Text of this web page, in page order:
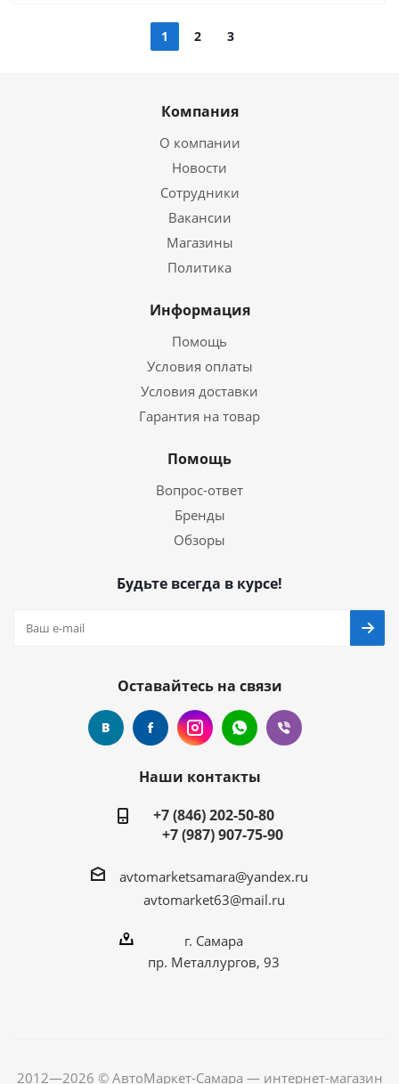
1 2 3
Компания
О компании
Новости
Сотрудники
Вакансии
Магазины
Политика
Информация
Помощь
Условия оплаты
Условия доставки
Гарантия на товар
Помощь
Вопрос-ответ
Бренды
Обзоры
Будьте всегда в курсе!
Оставайтесь на связи
Наши контакты
+7 (846) 202-50-80
+7 (987) 907-75-90
avtomarketsamara@yandex.ru
avtomarket63@mail.ru
г. Самара
пр. Металлургов, 93
2012—2026 © АвтоМаркет-Самара — интернет-магазин